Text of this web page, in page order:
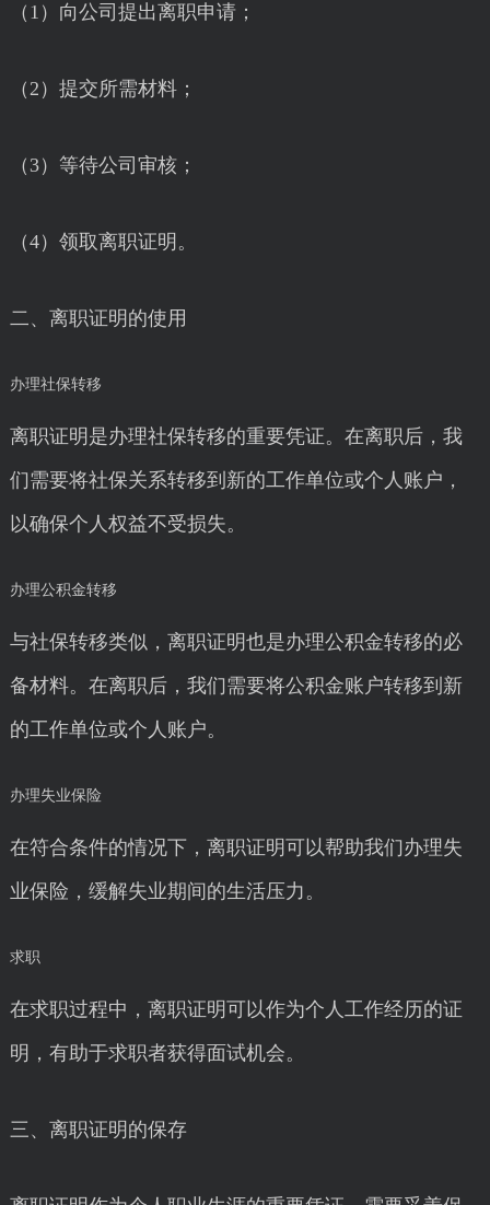
（1）向公司提出离职申请；
（2）提交所需材料；
（3）等待公司审核；
（4）领取离职证明。
二、离职证明的使用
办理社保转移
离职证明是办理社保转移的重要凭证。在离职后，我
们需要将社保关系转移到新的工作单位或个人账户，
以确保个人权益不受损失。
办理公积金转移
与社保转移类似，离职证明也是办理公积金转移的必
备材料。在离职后，我们需要将公积金账户转移到新
的工作单位或个人账户。
办理失业保险
在符合条件的情况下，离职证明可以帮助我们办理失
业保险，缓解失业期间的生活压力。
求职
在求职过程中，离职证明可以作为个人工作经历的证
明，有助于求职者获得面试机会。
三、离职证明的保存